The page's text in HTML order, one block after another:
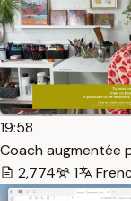
19:58
Coach augmentée
2,774
1